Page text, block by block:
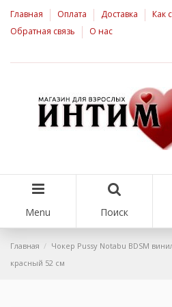
Главная Оплата Доставка
Как
Обратная связь
О нас
Menu Поиск
Главная
Чокер Pussy Notabu BDSM
красный 52 см